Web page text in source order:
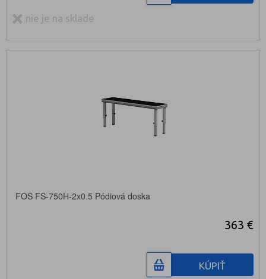
nie je na sklade
FOS FS-750H-2x0.5 Pódiová doska
363 €
KÚPIŤ